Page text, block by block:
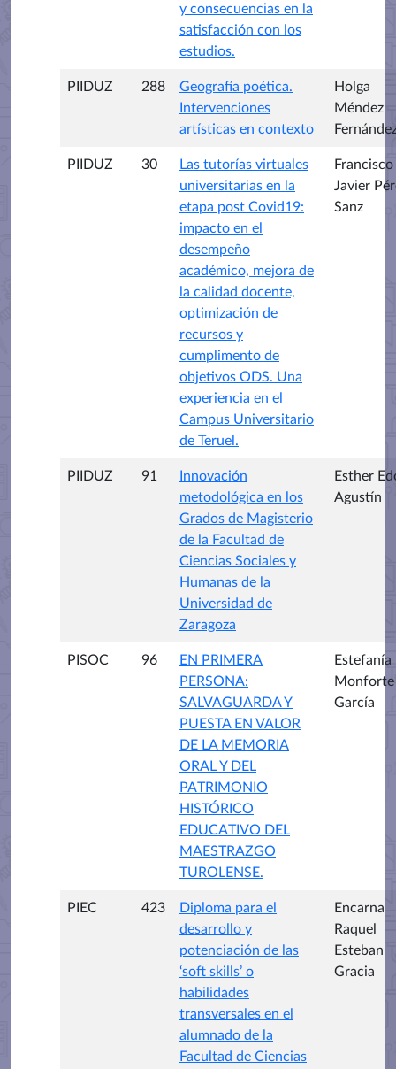
y consecuencias en la
satisfacción con los
estudios.
PIIDUZ 288
Geografía poética.
Intervenciones
artísticas en contexto
Holga
Méndez
PIIDUZ 30
Las tutorías virtuales
universitarias en la
etapa post Covid19:
impacto en el
desempeño
académico, mejora de
la calidad docente,
optimización de
recursos y
cumplimento de
objetivos ODS. Una
experiencia en el
Campus Universitario
de Teruel.
Francisco
Javier
Sanz
PIIDUZ 91
Innovación
metodológica en los
Grados de Magisterio
de la Facultad de
Ciencias Sociales y
Humanas de la
Universidad de
Zaragoza
Esther
Agustín
PISOC 96
EN PRIMERA
PERSONA:
SALVAGUARDA Y
PUESTA EN VALOR
DE LA MEMORIA
ORAL Y DEL
PATRIMONIO
HISTÓRICO
EDUCATIVO DEL
MAESTRAZGO
TUROLENSE.
Estefanía
Monforte
García
PIEC 423
Diploma para el
desarrollo y
potenciación de las
‘soft skills’ o
habilidades
transversales en el
alumnado de la
Facultad de Ciencias
Encarna
Raquel
Esteban
Gracia